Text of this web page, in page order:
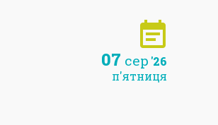
07 сер '26
п'ятниця